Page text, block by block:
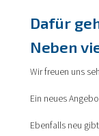
Dafür
Neben
Wir freuen uns
Ein neues
Ebenfalls neu